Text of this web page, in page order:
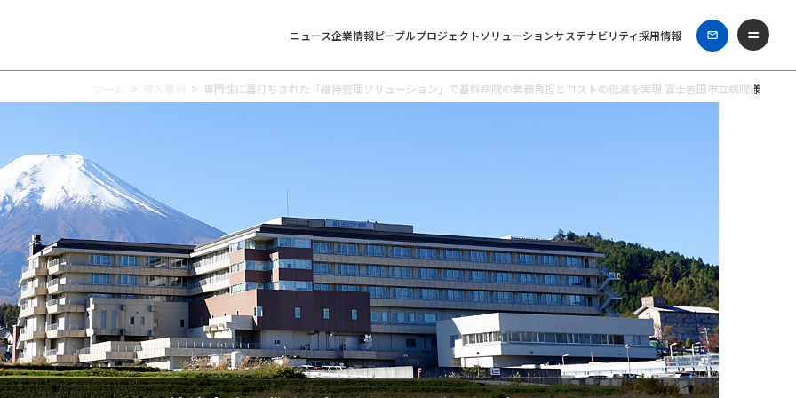
ニュース企業情報ピープルプロジェクトソリューションサステナビリティ採用情報
専門性に裏打ちされた「維持管理ソリューション」で基幹病院の業務負担とコストの低減を実現 富士吉田市立病院様